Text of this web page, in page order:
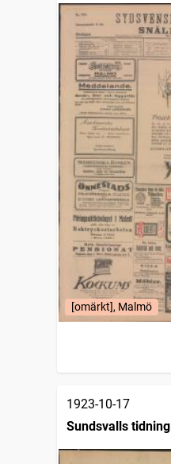
[omärkt], Malmö
1923-10-17
Sundsvalls tidning